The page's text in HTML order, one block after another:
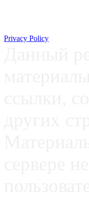
Privacy Policy